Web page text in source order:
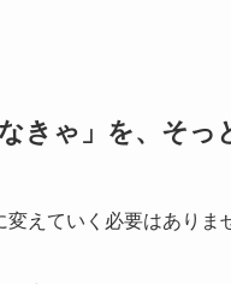
きゃ」を、そっ
えていく必要はありま